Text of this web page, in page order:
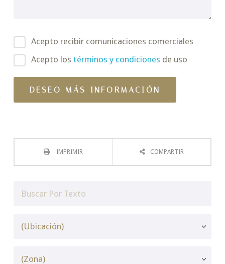
Acepto recibir comunicaciones comerciales
Acepto los términos y condiciones de uso
IMPRIMIR COMPARTIR